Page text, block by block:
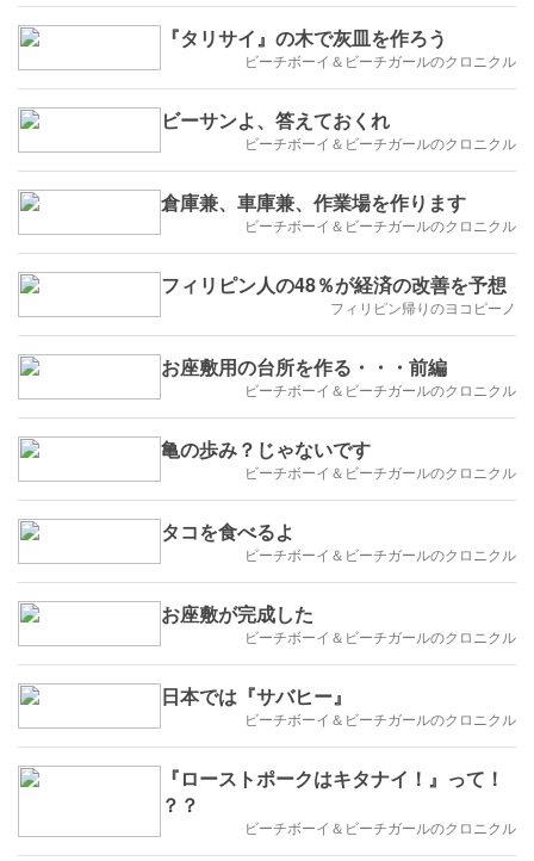
『タリサイ』の木で灰皿を作ろう
ビーチボーイ＆ビーチガールのクロニクル
ビーサンよ、答えておくれ
ビーチボーイ＆ビーチガールのクロニクル
倉庫兼、車庫兼、作業場を作ります
ビーチボーイ＆ビーチガールのクロニクル
フィリピン人の48％が経済の改善を予想
フィリピン帰りのヨコピーノ
お座敷用の台所を作る・・・前編
ビーチボーイ＆ビーチガールのクロニクル
亀の歩み？じゃないです
ビーチボーイ＆ビーチガールのクロニクル
タコを食べるよ
ビーチボーイ＆ビーチガールのクロニクル
お座敷が完成した
ビーチボーイ＆ビーチガールのクロニクル
日本では『サバヒー』
ビーチボーイ＆ビーチガールのクロニクル
『ローストポークはキタナイ！』って！
？？
ビーチボーイ＆ビーチガールのクロニクル